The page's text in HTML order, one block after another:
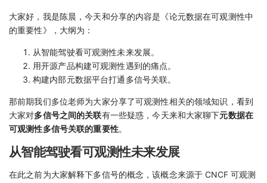
大家好，我是陈晨，今天和分享的内容是《论元数据在可观测性中
的重要性》，大纲为：
从智能驾驶看可观测性未来发展。
用开源产品构建可观测性遇到的痛点。
构建内部元数据平台打通多信号关联。
那前期我们多位老师为大家分享了可观测性相关的领域知识，看到
大家对多信号之间的关联有一些疑惑，今天来和大家聊下元数据在
可观测性多信号关联的重要性。
从智能驾驶看可观测性未来发展
在此之前为大家解释下多信号的概念，该概念来源于 CNCF 可观测